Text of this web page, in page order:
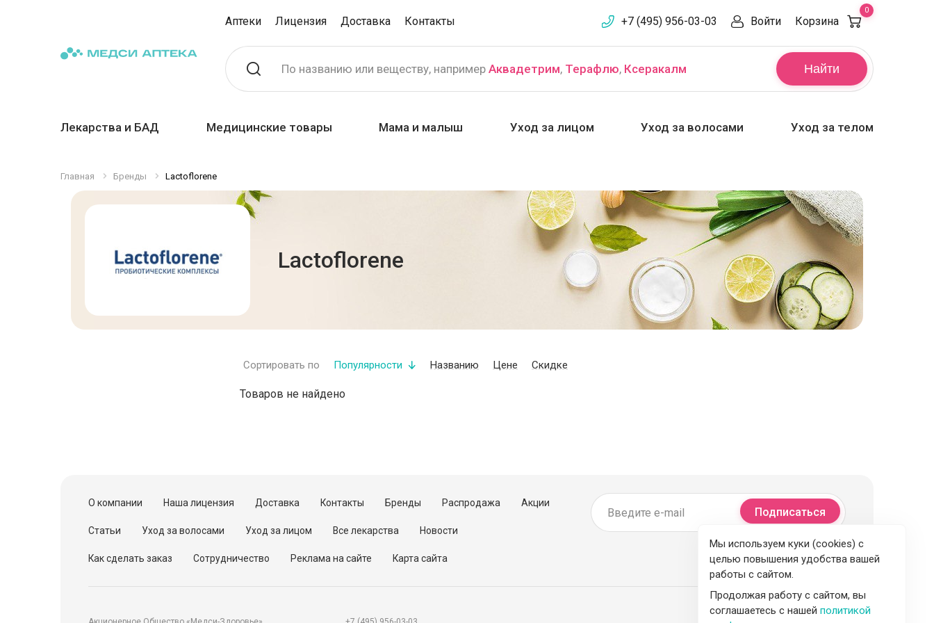
Аптеки Лицензия Доставка Контакты +7 (495) 956-03-03 Войти Корзина
0
Найти
По названию или веществу, например Аквадетрим, Терафлю, Ксеракалм
Лекарства и БАД Медицинские товары Мама и малыш Уход за лицом Уход за волосами Уход за телом
Главная Бренды Lactoflorene
Lactoflorene
Сортировать по Популярности Названию Цене Скидке
Товаров не найдено
О компании Наша лицензия Доставка Контакты Бренды Распродажа Акции
Статьи Уход за волосами Уход за лицом Все лекарства Новости
Как сделать заказ Сотрудничество Реклама на сайте Карта сайта
Подписаться
Мы используем куки (cookies) с
целью повышения удобства вашей
работы с сайтом.
Продолжая работу с сайтом, вы
соглашаетесь с нашей политикой